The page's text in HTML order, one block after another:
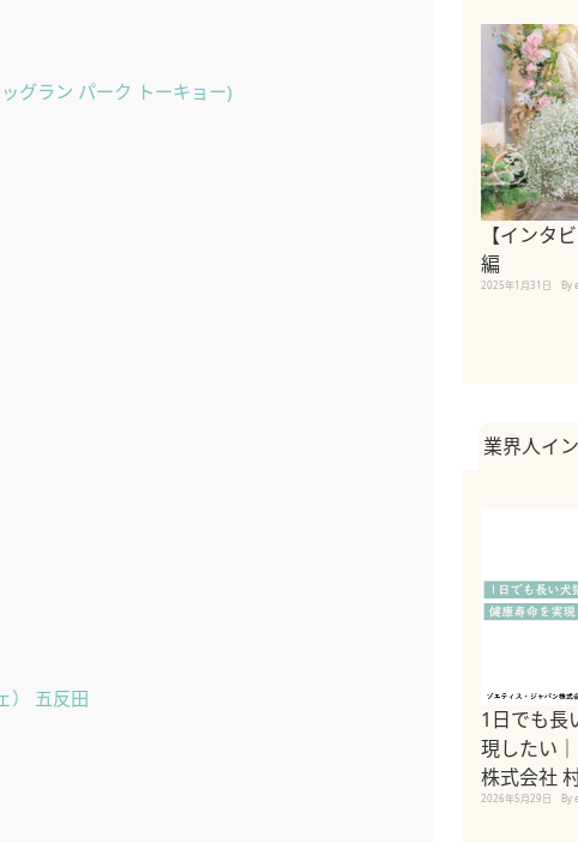
グラン パーク トーキョー)
） 五反田
【インタ
編
2025年1月31日 By
業界人イ
1日でも長
現したい
株式会社
2026年5月29日 By